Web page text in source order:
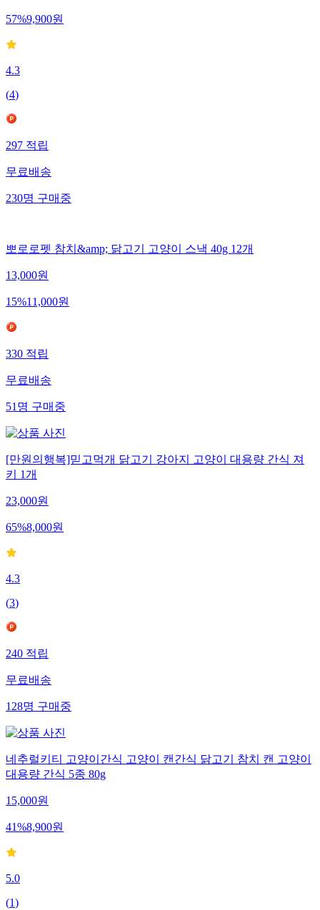
57%9,900원
4.3
(4)
297 적립
무료배송
230명 구매중
뽀로로펫 참치&amp; 닭고기 고양이 스낵 40g 12개
13,000원
15%11,000원
330 적립
무료배송
51 명 구매중
[만원의행복]믿고먹개 닭고기 강아지 고양이 대용량 간식 져
키 1개
23,000원
65%8,000원
4.3
(3)
240 적립
무료배송
128명 구매중
네추럴키티 고양이간식 고양이 캔간식 닭고기 참치 캔 고양이
대용량 간식 5종 80g
15,000원
41%8,900원
5.0
(1)